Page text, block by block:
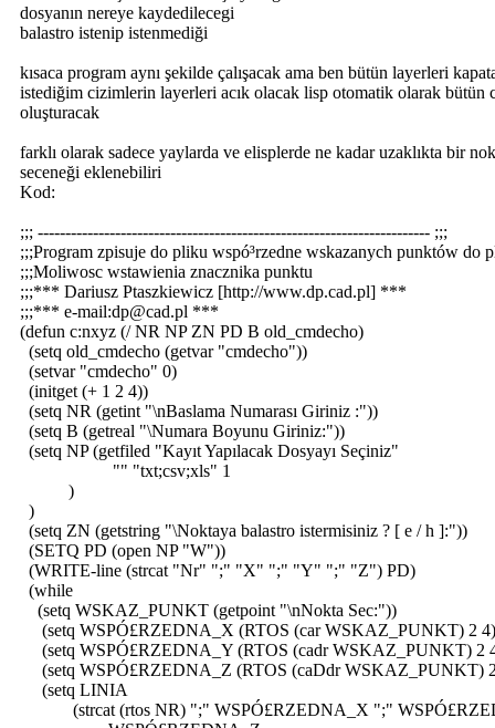
dosyanın nereye kaydedilecegi
balastro istenip istenmediği
kısaca program aynı şekilde çalışacak ama ben bütün layerleri
istediğim cizimlerin layerleri acık olacak lisp otomatik olarak bütün
oluşturacak
farklı olarak sadece yaylarda ve elisplerde ne kadar uzaklıkta bir
seceneği eklenebiliri
Kod:
;;; ----------------------------------------------------------------------- ;;;
;;;Program zpisuje do pliku wspó³rzedne wskazanych punktów do
;;;Moliwosc wstawienia znacznika punktu
;;;*** Dariusz Ptaszkiewicz [http://www.dp.cad.pl] ***
;;;*** e-mail:dp@cad.pl ***
(defun c:nxyz (/ NR NP ZN PD B old_cmdecho)
(setq old_cmdecho (getvar "cmdecho"))
(setvar "cmdecho" 0)
(initget (+ 1 2 4))
(setq NR (getint "\nBaslama Numarası Giriniz :"))
(setq B (getreal "\Numara Boyunu Giriniz:"))
(setq NP (getfiled "Kayıt Yapılacak Dosyayı Seçiniz"
"" "txt;csv;xls" 1
)
)
(setq ZN (getstring "\Noktaya balastro istermisiniz ? [ e / h ]:"))
(SETQ PD (open NP "W"))
(WRITE-line (strcat "Nr" ";" "X" ";" "Y" ";" "Z") PD)
(while
(setq WSKAZ_PUNKT (getpoint "\nNokta Sec:"))
(setq WSPÓ£RZEDNA_X (RTOS (car WSKAZ_PUNKT) 2
(setq WSPÓ£RZEDNA_Y (RTOS (cadr WSKAZ_PUNKT) 2
(setq WSPÓ£RZEDNA_Z (RTOS (caDdr WSKAZ_PUNKT)
(setq LINIA
(strcat (rtos NR) ";" WSPÓ£RZEDNA_X ";"